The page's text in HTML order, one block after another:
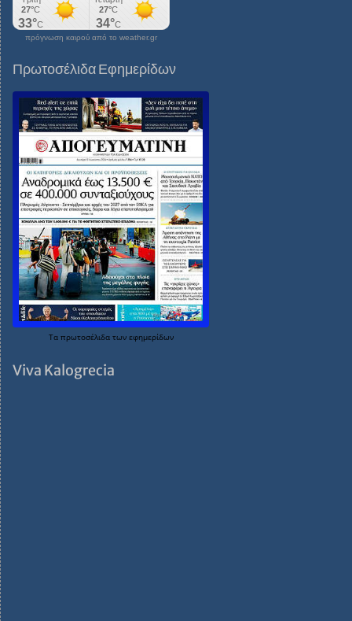
πρόγνωση καιρού από το weather.gr
Πρωτοσέλιδα Εφημερίδων
Τα πρωτοσέλιδα των εφημερίδων
Viva Kalogrecia